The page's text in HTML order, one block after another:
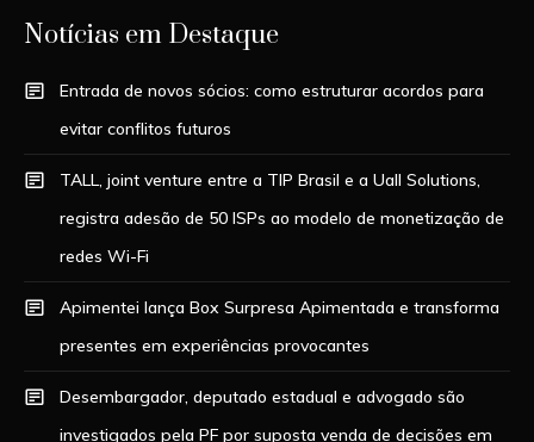
Notícias em Destaque
Entrada de novos sócios: como estruturar acordos para
evitar conflitos futuros
TALL, joint venture entre a TIP Brasil e a Uall Solutions,
registra adesão de 50 ISPs ao modelo de monetização de
redes Wi-Fi
Apimentei lança Box Surpresa Apimentada e transforma
presentes em experiências provocantes
Desembargador, deputado estadual e advogado são
investigados pela PF por suposta venda de decisões em